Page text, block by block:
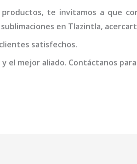
te invitamos a que
sublimaciones en Tlazintla,
satisfechos.
el mejor aliado. Contáctanos